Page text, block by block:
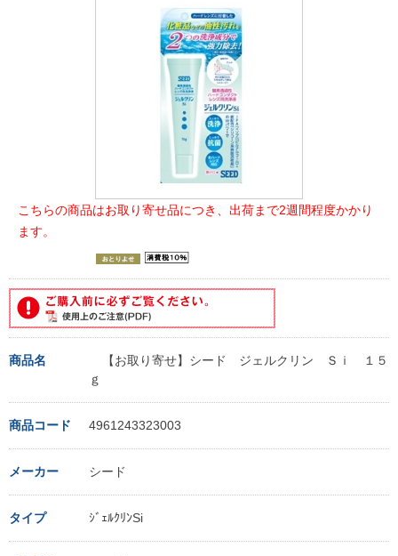
こちらの商品はお取り寄せ品につき、出荷まで2週間程度かかり
ます。
商品名
【お取り寄せ】シード ジェルクリン Ｓｉ １５
ｇ
商品コード 4961243323003
メーカー シード
タイプ ｼﾞｪﾙｸﾘﾝSi